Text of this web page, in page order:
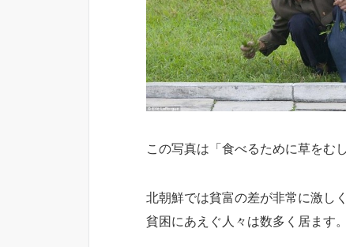
この写真は「食べるために草をむ
北朝鮮では貧富の差が非常に激しく
貧困にあえぐ人々は数多く居ます。